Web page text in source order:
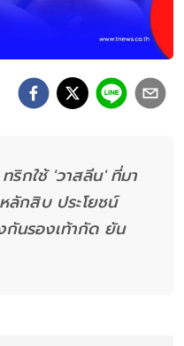
ริกใช้ 'วาสลีน' ที่มา
ลักสิบ ประโยชน์
นรองเท้ากัด ยัน